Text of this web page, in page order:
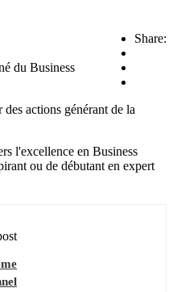
Share:
du Business
actions générant de la
l'excellence en Business
ou de débutant en expert